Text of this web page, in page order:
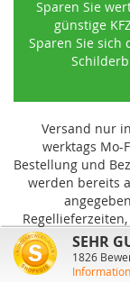
Sparen Sie
günstige
Sparen Sie sich
Versand nur
werktags Mo-
Bestellung und
werden bereits
EinzelfallSEHR
1826